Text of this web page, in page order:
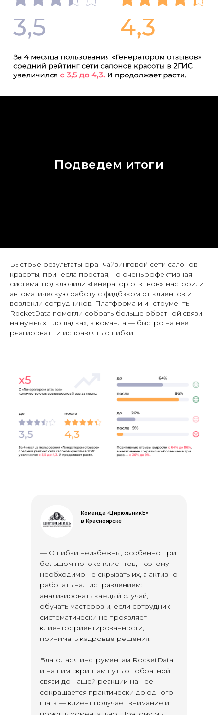
Подведем итоги
Быстрые результаты франчайзинговой сети салонов
красоты, принесла простая, но очень эффективная
система: подключили «Генератор отзывов», настроили
автоматическую работу с фидбэком от клиентов и
вовлекли сотрудников. Платформа и инструменты
RocketData помогли собрать больше обратной связи
на нужных площадках, а команда — быстро на нее
реагировать и исправлять ошибки.
— Ошибки неизбежны, особенно при
большом потоке клиентов, поэтому
необходимо не скрывать их, а активно
работать над исправлением:
анализировать каждый случай,
обучать мастеров и, если сотрудник
систематически не проявляет
клиентоориентированности,
принимать кадровые решения.
Благодаря инструментам RocketData
и нашим скриптам путь от обратной
связи до нашей реакции на нее
сокращается практически до одного
шага — клиент получает внимание и
Команда «ЦирюльникЪ»
в Красноярске